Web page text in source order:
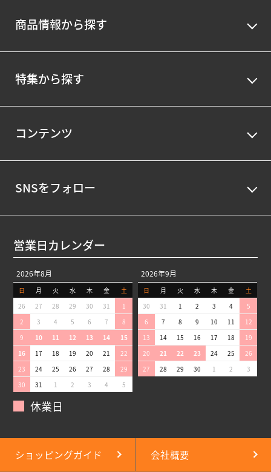
商品情報から探す
特集から探す
コンテンツ
SNSをフォロー
営業日カレンダー
2026年8月
日 月 火 水 木 金
土
26
27 28 29 30 31
1
2
3 4 5 6 7
8
9
10 11 12 13 14
15
16
17 18 19 20 21
22
23
24 25 26 27 28
29
30
31 1 2 3 4 5
2026年9月
日 月 火 水 木 金
土
30
31 1 2 3 4
5
6
7 8 9 10 11
12
13
14 15 16 17 18
19
20
21 22 23 24 25
26
27
28 29 30 1 2 3
休業日
ショッピングガイド 会社概要